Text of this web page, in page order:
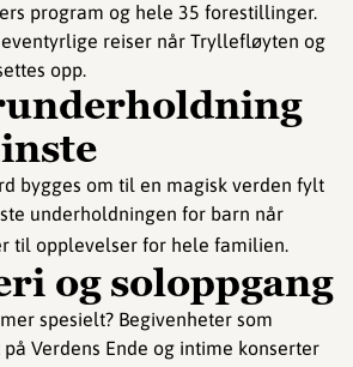
program og hele 35 forestillinger.
reiser når Tryllefløyten og
opp.
bygges om til en magisk verden fylt
underholdningen for barn når
til opplevelser for hele familien.
og soloppgang
spesielt? Begivenheter som
Verdens Ende og intime konserter